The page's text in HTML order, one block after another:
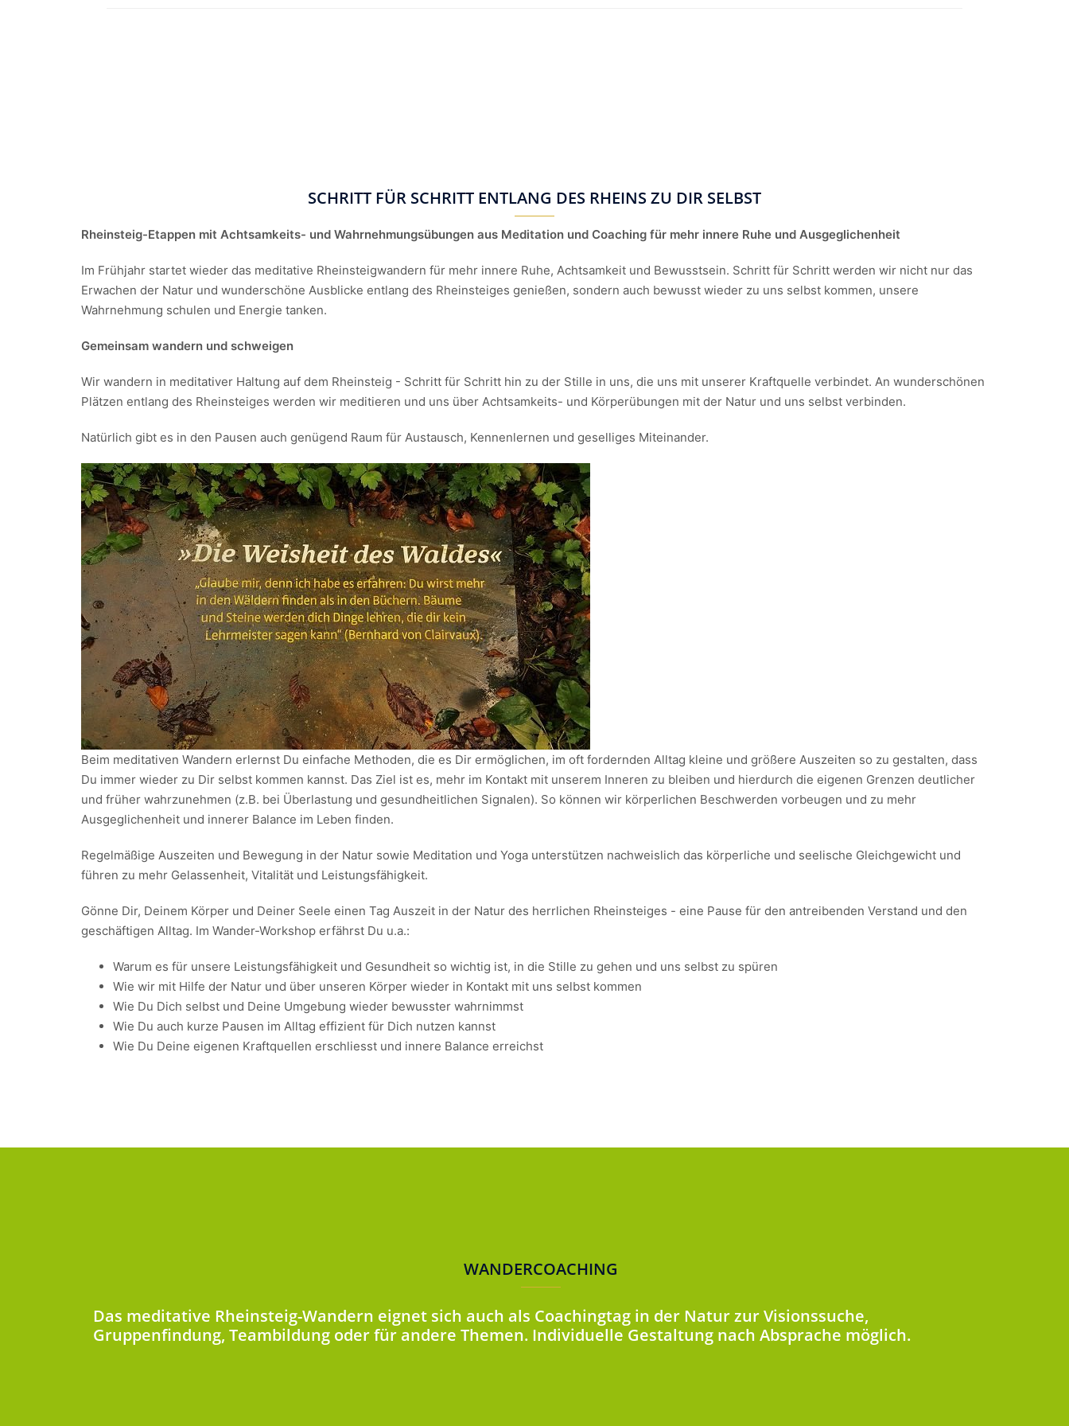
SCHRITT FÜR SCHRITT ENTLANG DES RHEINS ZU DIR SELBST
Rheinsteig-Etappen mit Achtsamkeits- und Wahrnehmungsübungen aus Meditation und Coaching für mehr innere Ruhe und Ausgeglichenheit
Im Frühjahr startet wieder das meditative Rheinsteigwandern für mehr innere Ruhe, Achtsamkeit und Bewusstsein. Schritt für Schritt werden wir nicht nur das
Erwachen der Natur und wunderschöne Ausblicke entlang des Rheinsteiges genießen, sondern auch bewusst wieder zu uns selbst kommen, unsere
Wahrnehmung schulen und Energie tanken.
Gemeinsam wandern und schweigen
Wir wandern in meditativer Haltung auf dem Rheinsteig - Schritt für Schritt hin zu der Stille in uns, die uns mit unserer Kraftquelle verbindet. An wunderschönen
Plätzen entlang des Rheinsteiges werden wir meditieren und uns über Achtsamkeits- und Körperübungen mit der Natur und uns selbst verbinden.
Natürlich gibt es in den Pausen auch genügend Raum für Austausch, Kennenlernen und geselliges Miteinander.
Beim meditativen Wandern erlernst Du einfache Methoden, die es Dir ermöglichen, im oft fordernden Alltag kleine und größere Auszeiten so zu gestalten, dass
Du immer wieder zu Dir selbst kommen kannst. Das Ziel ist es, mehr im Kontakt mit unserem Inneren zu bleiben und hierdurch die eigenen Grenzen deutlicher
und früher wahrzunehmen (z.B. bei Überlastung und gesundheitlichen Signalen). So können wir körperlichen Beschwerden vorbeugen und zu mehr
Ausgeglichenheit und innerer Balance im Leben finden.
Regelmäßige Auszeiten und Bewegung in der Natur sowie Meditation und Yoga unterstützen nachweislich das körperliche und seelische Gleichgewicht und
führen zu mehr Gelassenheit, Vitalität und Leistungsfähigkeit.
Gönne Dir, Deinem Körper und Deiner Seele einen Tag Auszeit in der Natur des herrlichen Rheinsteiges - eine Pause für den antreibenden Verstand und den
geschäftigen Alltag. Im Wander-Workshop erfährst Du u.a.:
Warum es für unsere Leistungsfähigkeit und Gesundheit so wichtig ist, in die Stille zu gehen und uns selbst zu spüren
Wie wir mit Hilfe der Natur und über unseren Körper wieder in Kontakt mit uns selbst kommen
Wie Du Dich selbst und Deine Umgebung wieder bewusster wahrnimmst
Wie Du auch kurze Pausen im Alltag effizient für Dich nutzen kannst
Wie Du Deine eigenen Kraftquellen erschliesst und innere Balance erreichst
WANDERCOACHING
Das meditative Rheinsteig-Wandern eignet sich auch als Coachingtag in der Natur zur Visionssuche,
Gruppenfindung, Teambildung oder für andere Themen. Individuelle Gestaltung nach Absprache möglich.